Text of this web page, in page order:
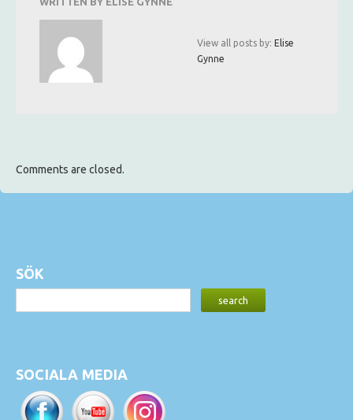
View all posts by: Elise
Gynne
Comments are closed.
SÖK
SOCIALA MEDIA